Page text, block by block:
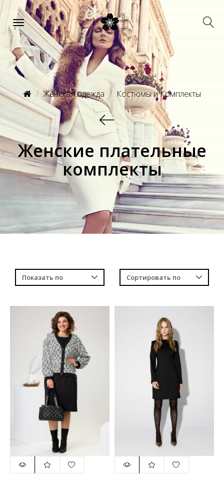
Женская одежда Костюмы и Комплекты
Женские плательные
комплекты